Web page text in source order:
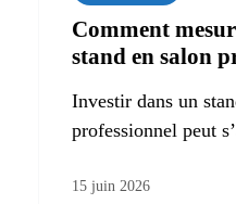
Comment
stand en salon
Investir dans un
professionnel peut
15 juin 2026